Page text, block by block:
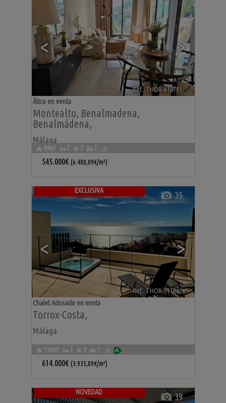
< >
Ref.. THOR-618791 🔗
Montealto, Benalmadena,
Benalmádena,
Málaga
Ático en venta
84m² 2 2 2
545.000€ (6.488,09€/m²)
EXCLUSIVA
< >
35
Ref.. THOR-591062🔗
Torrox-Costa,
Málaga
Chalet Adosado en venta
156m² 3 3 1
614.000€ (3.935,89€/m²)
NOVEDAD 39